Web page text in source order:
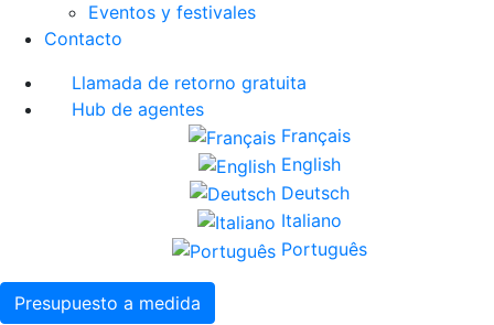
Eventos y festivales
Contacto
Llamada de retorno gratuita
Hub de agentes
Français
English
Deutsch
Italiano
Português
Presupuesto a medida